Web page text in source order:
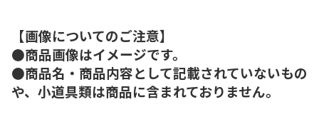
【画像についてのご注意】
●商品画像はイメージです。
●商品名・商品内容として記載されていないもの
や、小道具類は商品に含まれておりません。